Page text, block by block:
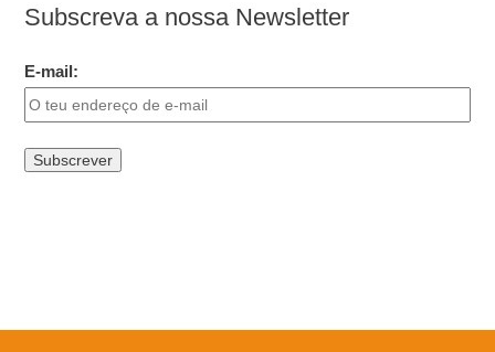
Subscreva a nossa Newsletter
E-mail: